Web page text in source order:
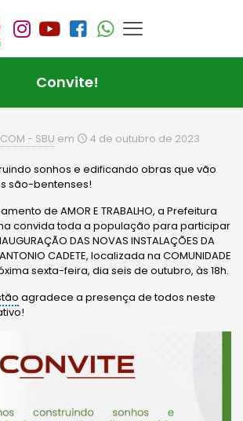
Convite!
- SBU em 4 de outubro de 2023
sonhos e edificando obras que vão
são-bentenses!
de AMOR E TRABALHO, a Prefeitura
convida toda a população para participar
DAS NOVAS INSTALAÇÕES DA
CADETE, localizada na COMUNIDADE
sexta-feira, dia seis de outubro, às 18h.
agradece a presença de todos neste